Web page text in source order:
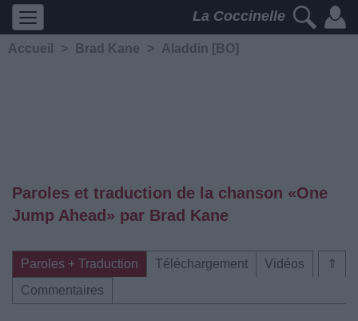
La Coccinelle
Accueil > Brad Kane > Aladdin [BO]
Paroles et traduction de la chanson «One
Jump Ahead» par Brad Kane
⇑
Paroles + Traduction Téléchargement
Vidéos
Commentaires